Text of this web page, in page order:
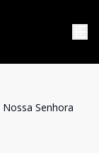
Senhora